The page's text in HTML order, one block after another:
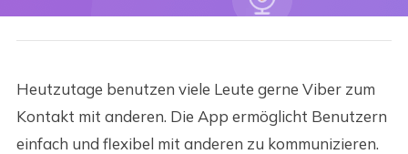
Heutzutage benutzen viele Leute gerne Viber zum
Kontakt mit anderen. Die App ermöglicht Benutzern
einfach und flexibel mit anderen zu kommunizieren.